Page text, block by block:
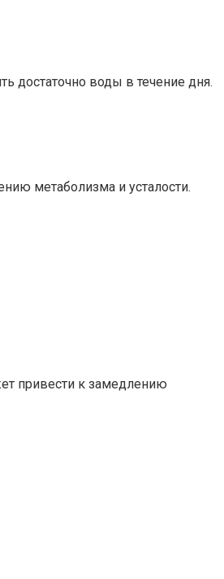
достаточно воды в течение дня.
метаболизма и усталости.
привести к замедлению